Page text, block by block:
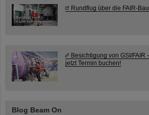
Rundflug über die FAIR-
Besichtigung von GSI/FAIR
jetzt Termin buchen!
Blog Beam On